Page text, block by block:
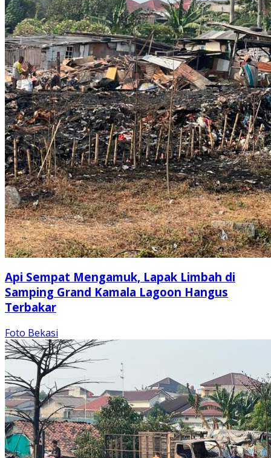
Api Sempat Mengamuk, Lapak Limbah di
Samping Grand Kamala Lagoon Hangus
Terbakar
Foto Bekasi